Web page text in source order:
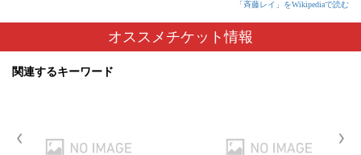
「斉藤レイ」をWikipediaで読む
オススメチケット情報
関連するキーワード